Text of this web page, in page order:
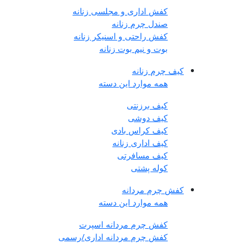
کفش اداری و مجلسی زنانه
صندل چرم زنانه
کفش راحتی و اسنیکر زنانه
بوت و نیم بوت زنانه
کیف چرم زنانه
همه موارد این دسته
کیف برزنتی
کیف دوشی
کیف کراس بادی
کیف اداری زنانه
کیف مسافرتی
کوله پشتی
کفش چرم مردانه
همه موارد این دسته
کفش چرم مردانه اسپرت
کفش چرم مردانه اداری/رسمی